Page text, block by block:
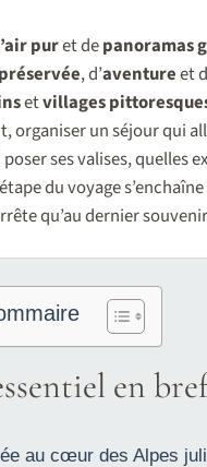
puret depanoramas
, d’aventureet
etvillages
organiser un séjour qui
ses valises, quelles
du voyage
qu’au dernier
en
au cœur des Alpes